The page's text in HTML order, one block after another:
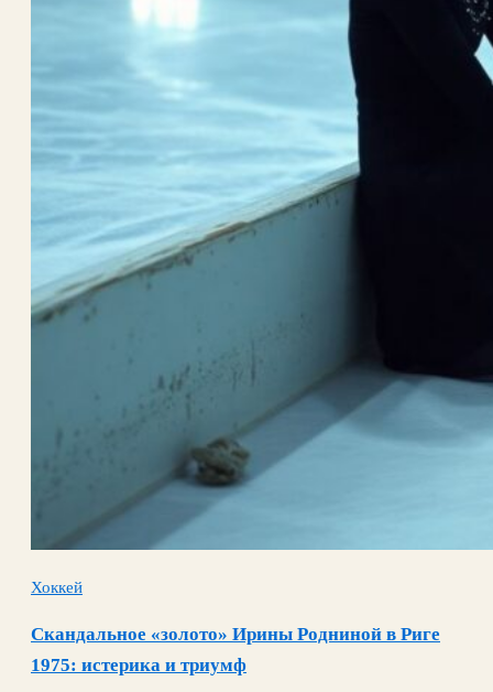
Хоккей
Скандальное «золото» Ирины Родниной в Риге
1975: истерика и триумф